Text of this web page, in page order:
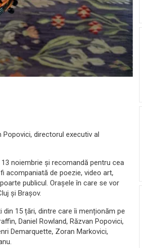
Popovici, directorul executiv al
noiembrie și recomandă pentru cea
acompaniată de poezie, video art,
publicul. Orașele în care se vor
și Brașov.
15 țări, dintre care îi menționăm pe
Daniel Rowland, Răzvan Popovici,
Demarquette, Zoran Markovici,